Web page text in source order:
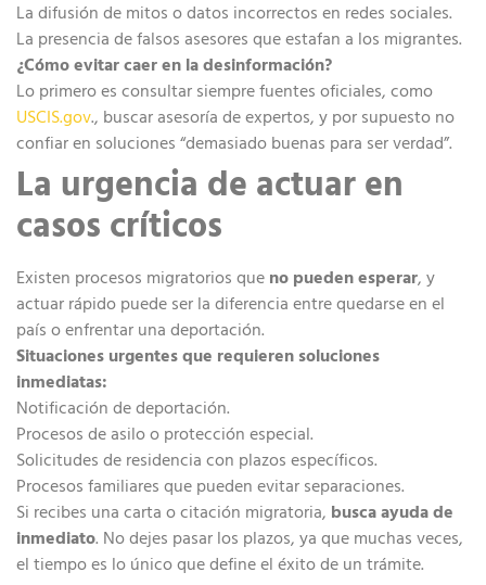
La difusión de mitos o datos incorrectos en redes sociales.
La presencia de falsos asesores que estafan a los migrantes.
¿Cómo evitar caer en la desinformación?
Lo primero es consultar siempre fuentes oficiales, como
USCIS.gov., buscar asesoría de expertos, y por supuesto no
confiar en soluciones “demasiado buenas para ser verdad”.
La urgencia de actuar en
casos críticos
Existen procesos migratorios que no pueden esperar, y
actuar rápido puede ser la diferencia entre quedarse en el
país o enfrentar una deportación.
Situaciones urgentes que requieren soluciones
inmediatas:
Notificación de deportación.
Procesos de asilo o protección especial.
Solicitudes de residencia con plazos específicos.
Procesos familiares que pueden evitar separaciones.
Si recibes una carta o citación migratoria, busca ayuda de
inmediato. No dejes pasar los plazos, ya que muchas veces,
el tiempo es lo único que define el éxito de un trámite.